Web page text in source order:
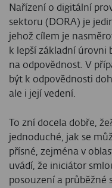
Nařízení o digitální
sektoru (DORA) je
jehož cílem je
k lepší základní úrovni
na odpovědnost. V
být k odpovědnosti
ale i její vedení.
To zní docela dobře,
jednoduché, jak se
přísné, zejména v
uvádí, že iniciátor
posouzení a průběžné